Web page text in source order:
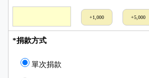
+1,000 +5,000
*捐款方式
單次捐款